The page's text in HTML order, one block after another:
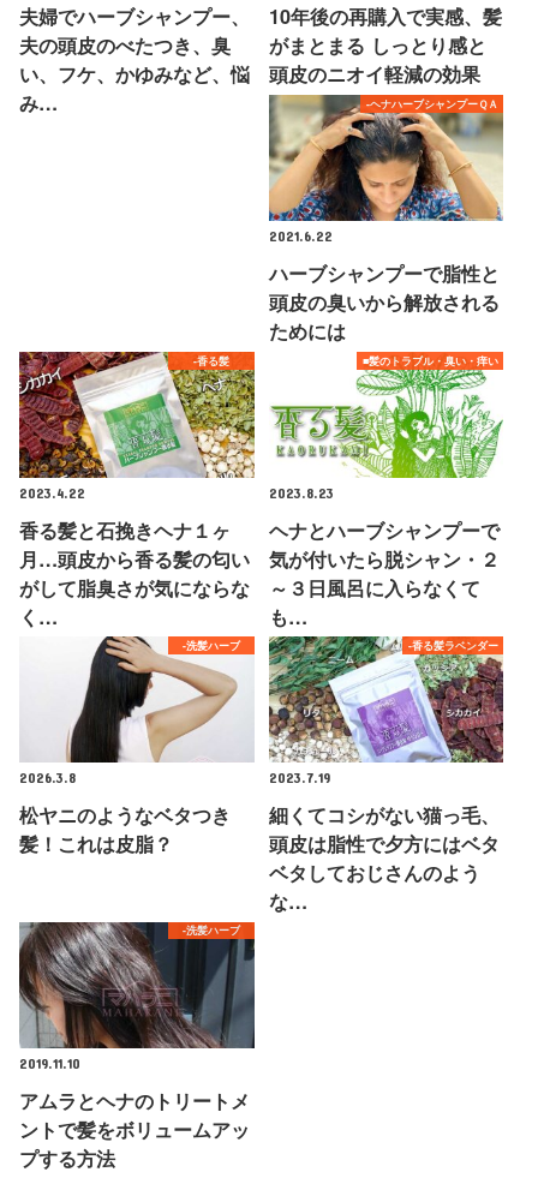
夫婦でハーブシャンプー、
夫の頭皮のべたつき、臭
い、フケ、かゆみなど、悩
み…
10年後の再購入で実感、髪
がまとまる しっとり感と
頭皮のニオイ軽減の効果
-ヘナハーブシャンプーＱＡ
2021.6.22
ハーブシャンプーで脂性と
頭皮の臭いから解放される
ためには
-香る髪
2023.4.22
香る髪と石挽きヘナ１ヶ
月…頭皮から香る髪の匂い
がして脂臭さが気にならな
く…
■髪のトラブル・臭い・痒い
2023.8.23
ヘナとハーブシャンプーで
気が付いたら脱シャン・２
～３日風呂に入らなくて
も…
-洗髪ハーブ
2026.3.8
松ヤニのようなベタつき
髪！これは皮脂？
-香る髪ラベンダー
2023.7.19
細くてコシがない猫っ毛、
頭皮は脂性で夕方にはベタ
ベタしておじさんのよう
な…
-洗髪ハーブ
2019.11.10
アムラとヘナのトリートメ
ントで髪をボリュームアッ
プする方法